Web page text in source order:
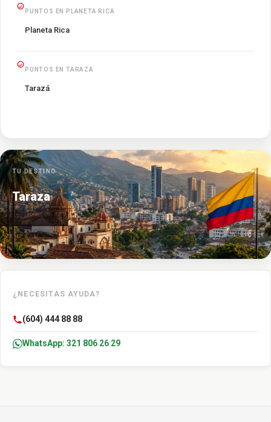
PUNTOS EN PLANETA RICA
Planeta Rica
PUNTOS EN TARAZA
Tarazá
TU DESTINO
Taraza
¿NECESITAS AYUDA?
(604) 444 88 88
WhatsApp: 321 806 26 29